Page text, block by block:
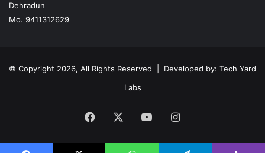
Dehradun
Mo. 9411312629
© Copyright 2026, All Rights Reserved | Developed by: Tech Yard
Labs
Facebook YouTubeInstagram